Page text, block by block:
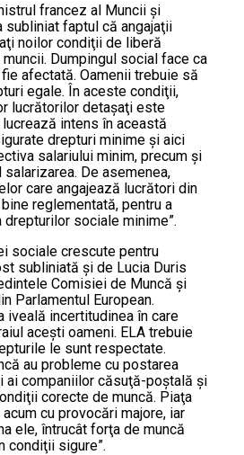
francez al Muncii şi
subliniat faptul că angajaţii
noilor condiţii de liberă
Dumpingul social face ca
afectată. Oamenii trebuie să
egale. În aceste condiţii,
lucrătorilor detaşaţi este
intens în această
drepturi minime şi aici
salariului minim, precum şi
De asemenea,
care angajează lucrători din
reglementată, pentru a
sociale minime”.
sociale crescute pentru
subliniată şi de Lucia Duris
Comisiei de Muncă şi
Parlamentul European.
iveală incertitudinea în care
aceşti oameni. ELA trebuie
le sunt respectate.
au probleme cu postarea
ai companiilor căsuţă-poştală şi
corecte de muncă. Piaţa
cu provocări majore, iar
ele, întrucât forţa de muncă
condiţii sigure”.